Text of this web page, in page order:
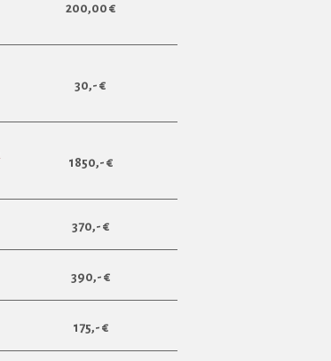
200,00 €
30,- €
1850,- €
370,- €
390,- €
175,- €